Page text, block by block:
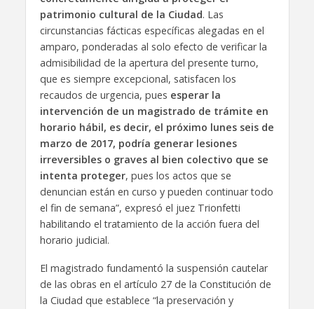
patrimonio cultural de la Ciudad. Las
circunstancias fácticas específicas alegadas en el
amparo, ponderadas al solo efecto de verificar la
admisibilidad de la apertura del presente turno,
que es siempre excepcional, satisfacen los
recaudos de urgencia, pues esperar la
intervención de un magistrado de trámite en
horario hábil, es decir, el próximo lunes seis de
marzo de 2017, podría generar lesiones
irreversibles o graves al bien colectivo que se
intenta proteger, pues los actos que se
denuncian están en curso y pueden continuar todo
el fin de semana”, expresó el juez Trionfetti
habilitando el tratamiento de la acción fuera del
horario judicial.
El magistrado fundamentó la suspensión cautelar
de las obras en el artículo 27 de la Constitución de
la Ciudad que establece “la preservación y